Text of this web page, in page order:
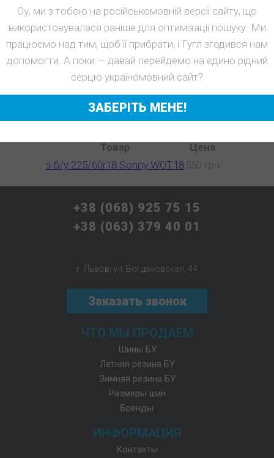
Сезон: Зима
Наличие: 2
550 1100 грн
КУПИТЬ
Цены на шины б/у Sonny
Товар
Цена
з б/у 225/60r18 Sonny WOT18 550 грн
+38 (068) 925 75 15
+38 (063) 379 40 01
г. Львов, ул. Богдановская, 44
Заказать звонок
ЧТО МЫ ПРОДАЕМ
Шины БУ
Летняя резина БУ
Зимняя резина БУ
Размеры шин
Бренды
ИНФОРМАЦИЯ
Контакты
Оу, ми з тобою на російськомовній версії сайту, що
використовувалася раніше для оптимізації пошуку. Ми
працюємо над тим, щоб її прибрати, і Гугл згодився нам
допомогти. А поки — давай перейдемо на єдино рідний
серцю україномовний сайт?
ЗАБЕРІТЬ МЕНЕ!